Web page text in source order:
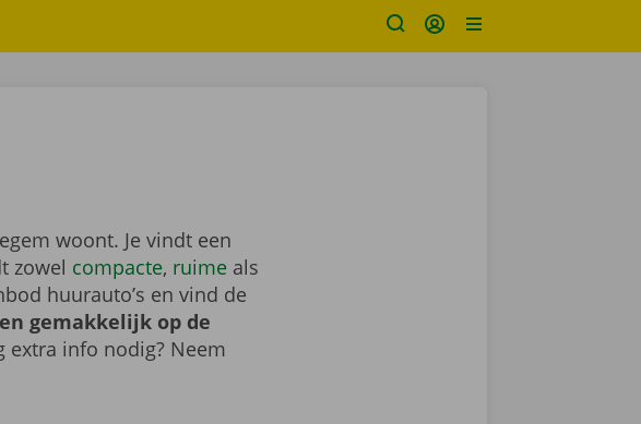
woont. Je vindt een
zowel compacte, ruimeals
huurauto’s en vind de
gemakkelijk op de
extra info nodig? Neem